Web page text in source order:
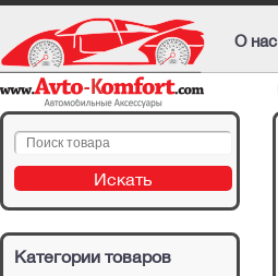
О нас
Категории товаров